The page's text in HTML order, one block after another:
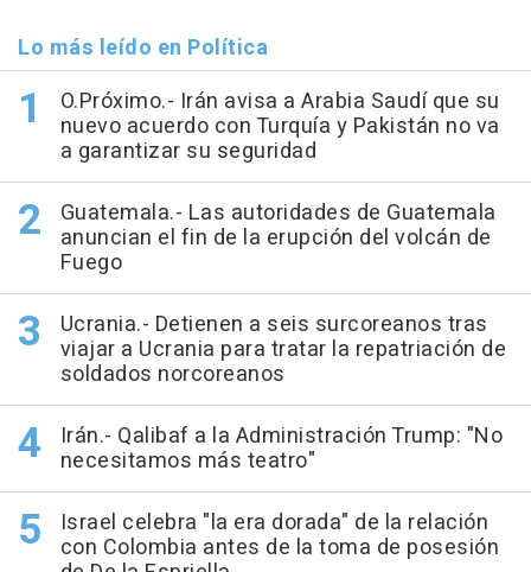
Lo más leído en Política
O.Próximo.- Irán avisa a Arabia Saudí que su
nuevo acuerdo con Turquía y Pakistán no va
a garantizar su seguridad
Guatemala.- Las autoridades de Guatemala
anuncian el fin de la erupción del volcán de
Fuego
Ucrania.- Detienen a seis surcoreanos tras
viajar a Ucrania para tratar la repatriación de
soldados norcoreanos
Irán.- Qalibaf a la Administración Trump: "No
necesitamos más teatro"
Israel celebra "la era dorada" de la relación
con Colombia antes de la toma de posesión